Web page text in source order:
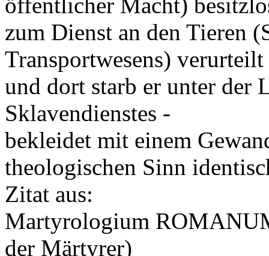
öffentlicher Macht)
zum Dienst an den Tieren
Transportwesens)
und dort starb er unter der
Sklavendienstes -
bekleidet mit einem
theologischen Sinn
Zitat aus:
Martyrologium
der Märtyrer)